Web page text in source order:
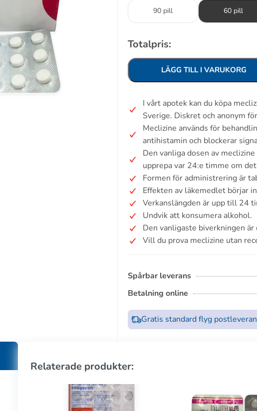
90 pill 60 pill
Totalpris:
LÄGG TILL I VARUKORG
I vårt apotek kan du köpa
Sverige. Diskret och anonym
Meclizine används för
antihistamin och blockerar
Den vanliga dosen av
upprepa var 24:e timme om
Formen för administrering är
Effekten av läkemedlet börjar
Verkanslängden är upp till 24
Undvik att konsumera alkohol.
Den vanligaste biverkningen är
Vill du prova meclizine utan
Spårbar leverans
Betalning online
Gratis standard flyg
Relaterade produkter: